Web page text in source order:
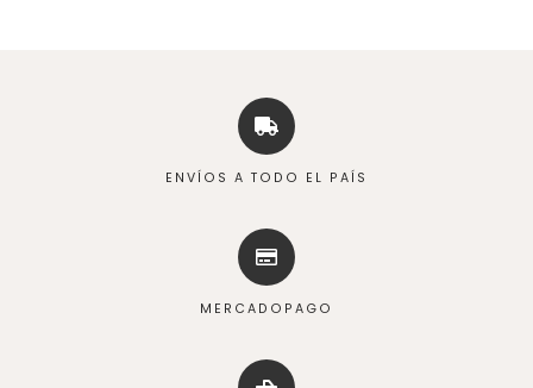
ENVÍOS A TODO EL PAÍS
MERCADOPAGO